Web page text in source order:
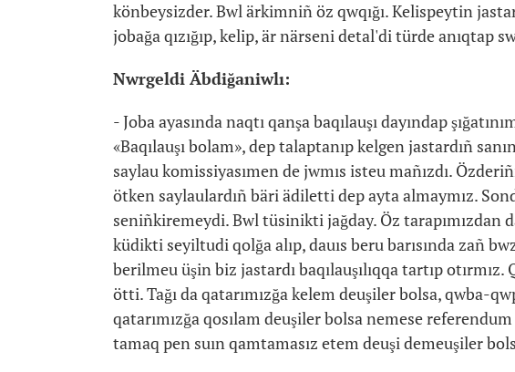
könbeysizder. Bwl ärkimniñ öz qwqığı. Kelispeytin
jobağa qızığıp, kelip, är närseni detal'di türde anıqtap
Nwrgeldi Äbdiğaniwlı:
- Joba ayasında naqtı qanşa baqılauşı dayındap
«Baqılauşı bolam», dep talaptanıp kelgen jastardıñ
saylau komissiyasımen de jwmıs isteu mañızdı.
ötken saylaulardıñ bäri ädiletti dep ayta almaymız.
seniñkiremeydi. Bwl tüsinikti jağday. Öz tarapımızdan
küdikti seyiltudi qolğa alıp, dauıs beru barısında zañ
berilmeu üşin biz jastardı baqılauşılıqqa tartıp otırmız.
ötti. Tağı da qatarımızğa kelem deuşiler bolsa, qwba-
qatarımızğa qosılam deuşiler bolsa nemese
tamaq pen suın qamtamasız etem deuşi demeuşiler